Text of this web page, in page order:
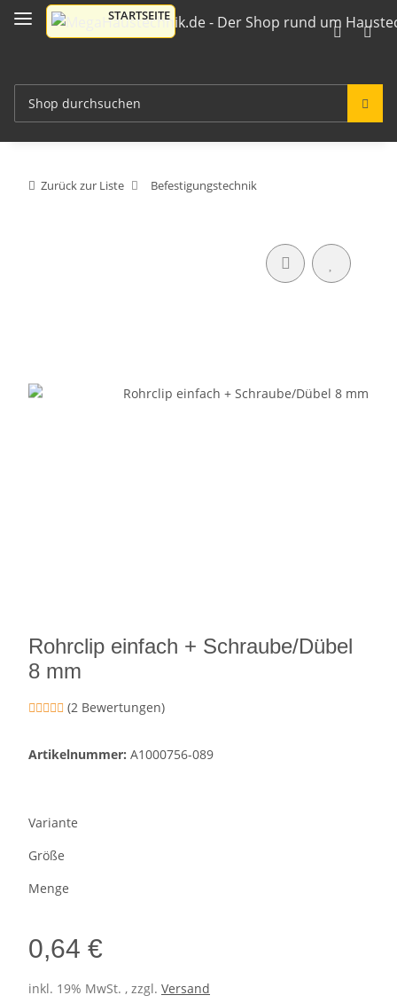
Zurück zur Liste Befestigungstechnik
Rohrclip einfach + Schraube/Dübel
8 mm
(2 Bewertungen)
Artikelnummer: A1000756-089
Variante
Größe
Menge
0,64 €
inkl. 19% MwSt. , zzgl. Versand